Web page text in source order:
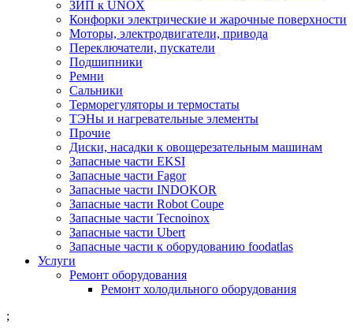
ЗИП к UNOX
Конфорки электрические и жарочные поверхности
Моторы, электродвигатели, привода
Переключатели, пускатели
Подшипники
Ремни
Сальники
Терморегуляторы и термостаты
ТЭНы и нагревательные элементы
Прочие
Диски, насадки к овощерезательным машинам
Запасные части EKSI
Запасные части Fagor
Запасные части INDOKOR
Запасные части Robot Coupe
Запасные части Tecnoinox
Запасные части Ubert
Запасные части к оборудованию foodatlas
Услуги
Ремонт оборудования
Ремонт холодильного оборудования
;